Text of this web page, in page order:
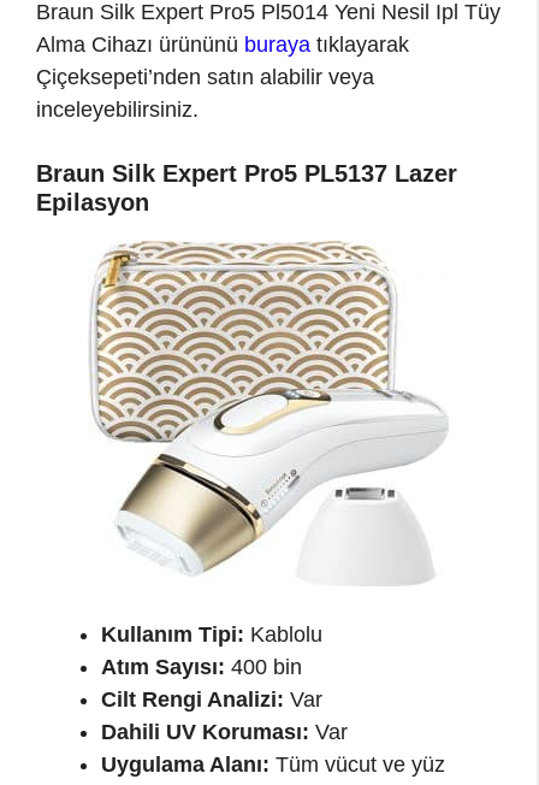
Braun Silk Expert Pro5 Pl5014 Yeni Nesil Ipl Tüy
Alma Cihazı ürününü buraya tıklayarak
Çiçeksepeti’nden satın alabilir veya
inceleyebilirsiniz.
Braun Silk Expert Pro5 PL5137 Lazer
Epilasyon
Kullanım Tipi: Kablolu
Atım Sayısı: 400 bin
Cilt Rengi Analizi: Var
Dahili UV Koruması: Var
Uygulama Alanı: Tüm vücut ve yüz